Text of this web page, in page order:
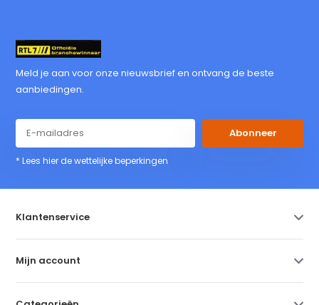
Meld je aan voor onze nieuwsbrief en ontvang de beste
aanbiedingen.
Abonneer
* Lees hier de wettelijke beperkingen
Klantenservice
Mijn account